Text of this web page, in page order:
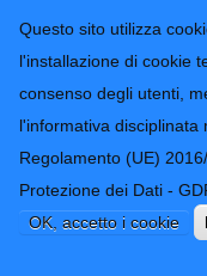
Questo sito utilizza
l'installazione di cookie
consenso degli utenti,
l'informativa disciplinata
Regolamento (UE)
Protezione dei Dati -
OK, accetto i cookie
Imperia
Form di ricerca